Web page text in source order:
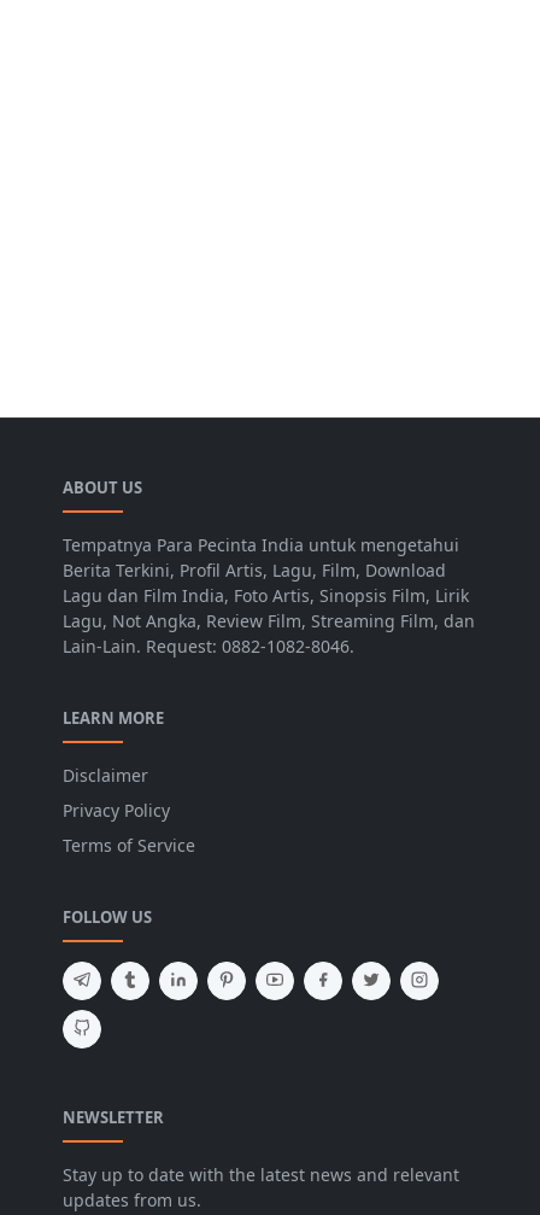
ABOUT US
Tempatnya Para Pecinta India untuk mengetahui
Berita Terkini, Profil Artis, Lagu, Film, Download
Lagu dan Film India, Foto Artis, Sinopsis Film, Lirik
Lagu, Not Angka, Review Film, Streaming Film, dan
Lain-Lain. Request: 0882-1082-8046.
LEARN MORE
Disclaimer
Privacy Policy
Terms of Service
FOLLOW US
NEWSLETTER
Stay up to date with the latest news and relevant
updates from us.